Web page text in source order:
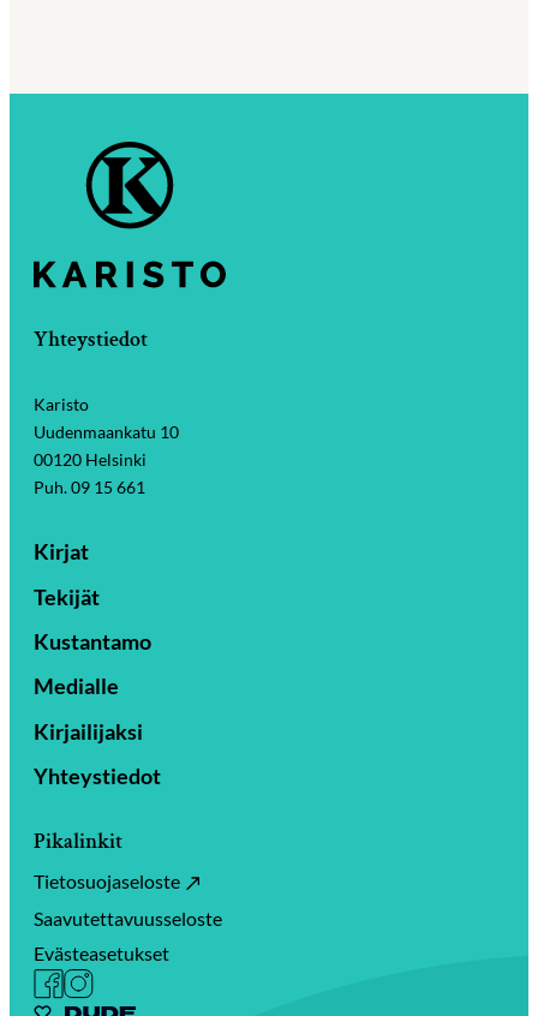
Yhteystiedot
Karisto
Uudenmaankatu 10
00120 Helsinki
Puh. 09 15 661
Kirjat
Tekijät
Kustantamo
Medialle
Kirjailijaksi
Yhteystiedot
Pikalinkit
Tietosuojaseloste
Saavutettavuusseloste
Evästeasetukset
Facebook
Instagram